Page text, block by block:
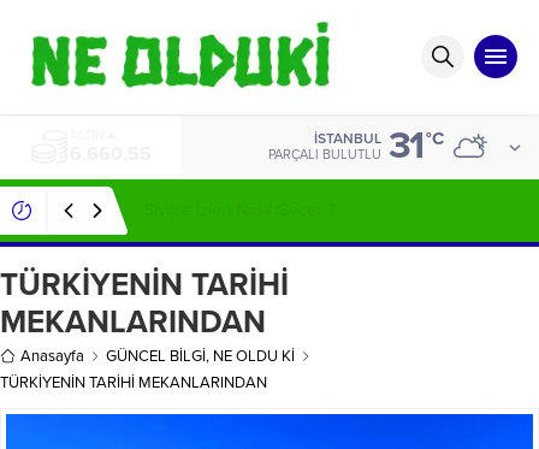
İSTANBUL
PARÇALI BULUTLU 31°C
TÜRKİYENİN TARİHİ
MEKANLARINDAN
Anasayfa GÜNCEL BİLGİ, NE OLDU Kİ
TÜRKİYENİN TARİHİ MEKANLARINDAN